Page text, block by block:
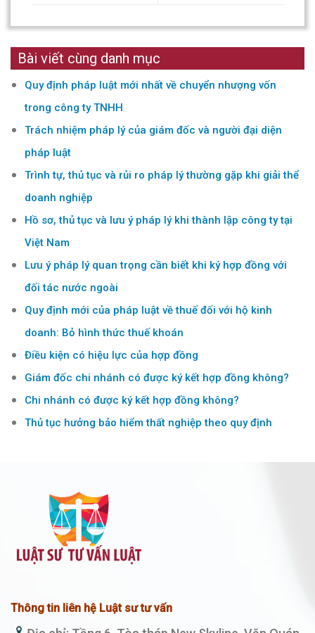
Bài viết cùng danh mục
Quy định pháp luật mới nhất về chuyển nhượng vốn
trong công ty TNHH
Trách nhiệm pháp lý của giám đốc và người đại diện
pháp luật
Trình tự, thủ tục và rủi ro pháp lý thường gặp khi giải thể
doanh nghiệp
Hồ sơ, thủ tục và lưu ý pháp lý khi thành lập công ty tại
Việt Nam
Lưu ý pháp lý quan trọng cần biết khi ký hợp đồng với
đối tác nước ngoài
Quy định mới của pháp luật về thuế đối với hộ kinh
doanh: Bỏ hình thức thuế khoán
Điều kiện có hiệu lực của hợp đồng
Giám đốc chi nhánh có được ký kết hợp đồng không?
Chi nhánh có được ký kết hợp đồng không?
Thủ tục hưởng bảo hiểm thất nghiệp theo quy định
Thông tin liên hệ Luật sư tư vấn